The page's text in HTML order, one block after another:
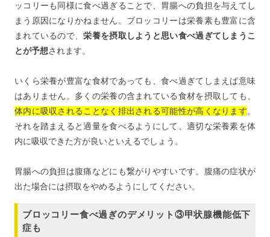
ッコリーも同様に食べ過ぎることで、胃腸への負担を与えてし
まう原因になりかねません。ブロッコリーは栄養素も豊富に含
まれているので、栄養を摂取しようと思い食べ過ぎてしまうこ
とが予想されます。
いくら栄養が豊富な食材であっても、食べ過ぎてしまえば意味
はありません。多くの栄養の含まれている食材を摂取しても、
体内に吸収されることなく排出される可能性が高くなります。
それを踏まえると適量を食べるようにして、適切な栄養素を体
内に吸収できた方が良いといえるでしょう。
胃腸への負担は腹痛などにも繋がりやすいです。腹痛の症状が
出た場合には摂取をやめるようにしてください。
ブロッコリー食べ過ぎのデメリット③甲状腺機能低下
症も